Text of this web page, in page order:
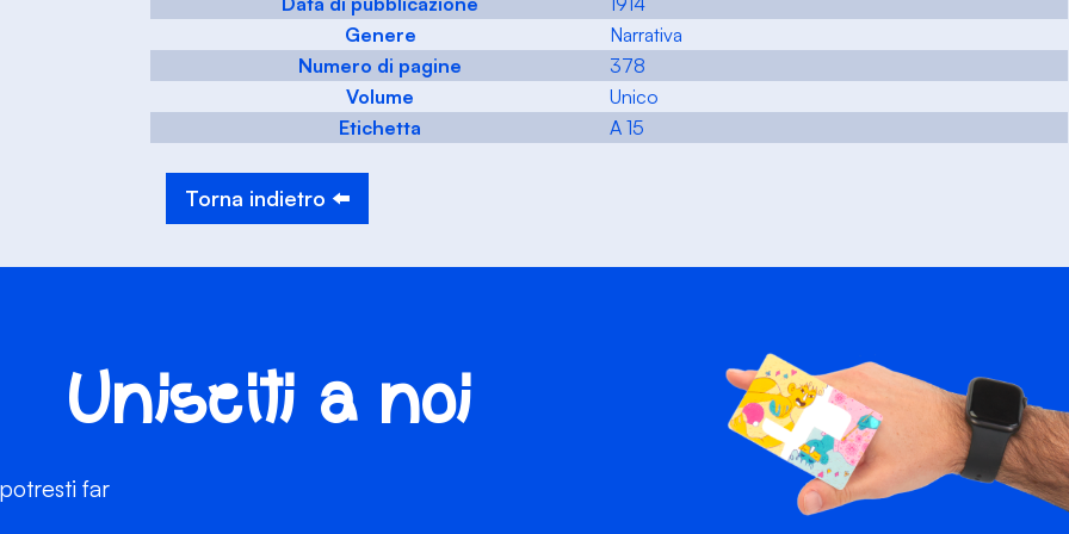
Genere
Narrativa
Numero di pagine
378
Volume
Unico
Etichetta
A 15
Torna indietro ⬅️
Unisciti a noi
far